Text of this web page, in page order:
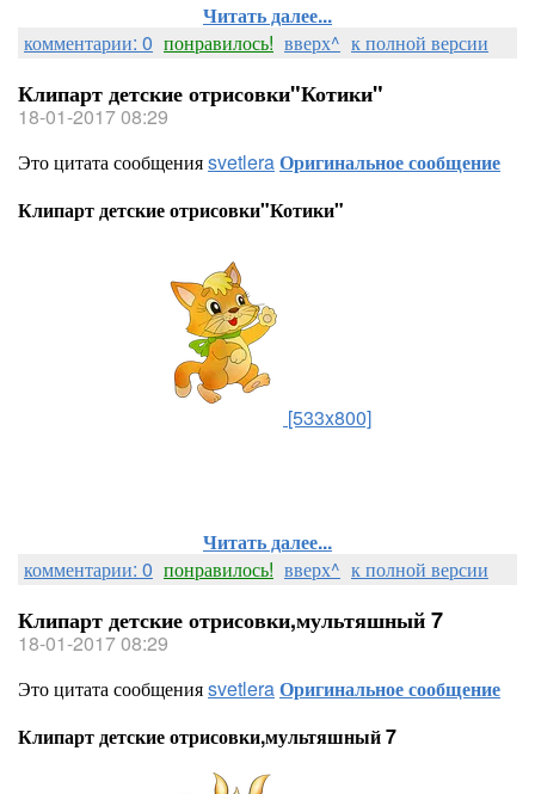
Читать далее...
комментарии: 0 понравилось! вверх^ к полной версии
Клипарт детские отрисовки"Котики"
18-01-2017 08:29
Это цитата сообщенияsvetleraОригинальное сообщение
Клипарт детские отрисовки"Котики"
[533x800]
Читать далее...
комментарии: 0 понравилось! вверх^ к полной версии
Клипарт детские отрисовки,мультяшный 7
18-01-2017 08:29
Это цитата сообщенияsvetleraОригинальное сообщение
Клипарт детские отрисовки,мультяшный 7